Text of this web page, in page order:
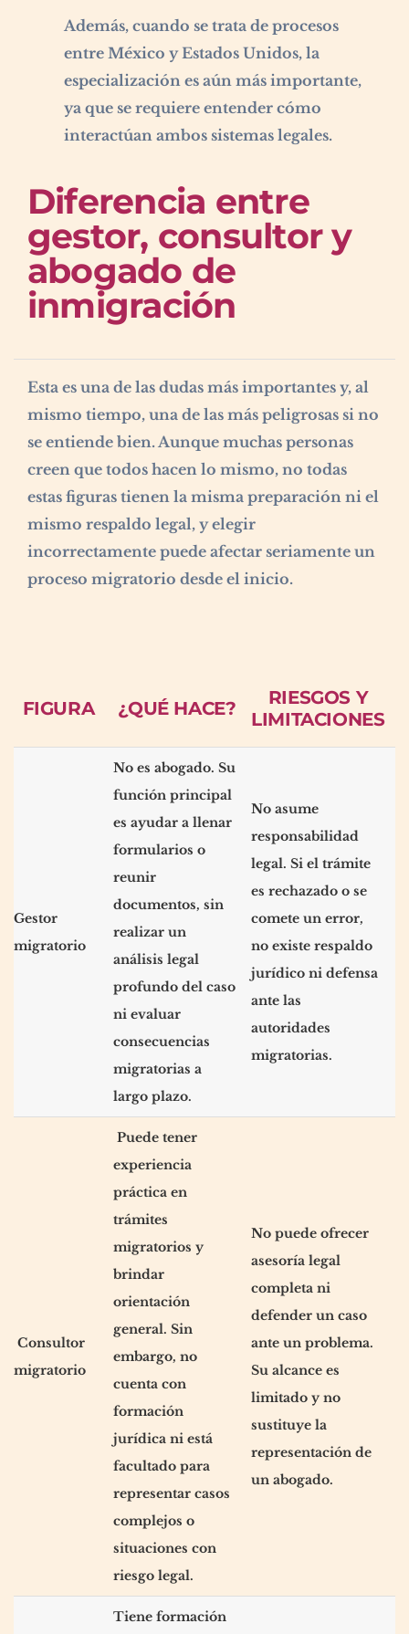
Además, cuando se trata de procesos
entre México y Estados Unidos, la
especialización es aún más importante,
ya que se requiere entender cómo
interactúan ambos sistemas legales.
Diferencia entre
gestor, consultor y
abogado de
inmigración
Esta es una de las dudas más importantes y, al
mismo tiempo, una de las más peligrosas si no
se entiende bien. Aunque muchas personas
creen que todos hacen lo mismo, no todas
estas figuras tienen la misma preparación ni el
mismo respaldo legal, y elegir
incorrectamente puede afectar seriamente un
proceso migratorio desde el inicio.
FIGURA ¿QUÉ HACE?
RIESGOS Y
LIMITACIONES
Gestor
migratorio
No es abogado. Su
función principal
es ayudar a llenar
formularios o
reunir
documentos, sin
realizar un
análisis legal
profundo del caso
ni evaluar
consecuencias
migratorias a
largo plazo.
No asume
responsabilidad
legal. Si el trámite
es rechazado o se
comete un error,
no existe respaldo
jurídico ni defensa
ante las
autoridades
migratorias.
Consultor
migratorio
Puede tener
experiencia
práctica en
trámites
migratorios y
brindar
orientación
general. Sin
embargo, no
cuenta con
formación
jurídica ni está
facultado para
representar casos
complejos o
situaciones con
riesgo legal.
No puede ofrecer
asesoría legal
completa ni
defender un caso
ante un problema.
Su alcance es
limitado y no
sustituye la
representación de
un abogado.
Tiene formación